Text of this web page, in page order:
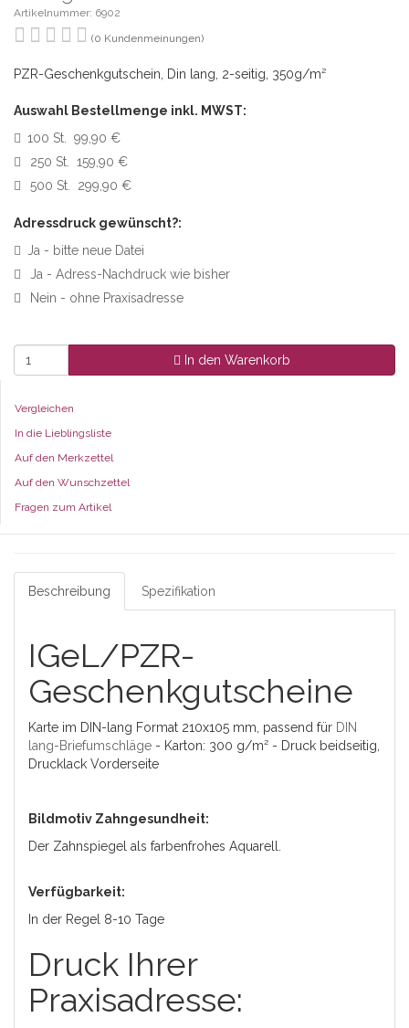
Artikelnummer: 6902
(0 Kundenmeinungen)
PZR-Geschenkgutschein, Din lang, 2-seitig, 350g/m²
Auswahl Bestellmenge inkl. MWST:
100 St. 99,90 €
250 St. 159,90 €
500 St. 299,90 €
Adressdruck gewünscht?:
Ja - bitte neue Datei
Ja - Adress-Nachdruck wie bisher
Nein - ohne Praxisadresse
In den Warenkorb
Vergleichen
In die Lieblingsliste
Auf den Merkzettel
Auf den Wunschzettel
Fragen zum Artikel
Beschreibung Spezifikation
IGeL/PZR-
Geschenkgutscheine
Karte im DIN-lang Format 210x105 mm, passend für DIN
lang-Briefumschläge - Karton: 300 g/m² - Druck beidseitig,
Drucklack Vorderseite
Bildmotiv Zahngesundheit:
Der Zahnspiegel als farbenfrohes Aquarell.
Verfügbarkeit:
In der Regel 8-10 Tage
Druck Ihrer
Praxisadresse: